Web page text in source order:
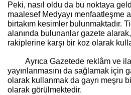
Peki, nasıl oldu da bu noktaya
maalesef Medyayı menfaatleşme
birtakım kesimler bulunmaktadır.
alanında bulunanlar gazete
rakiplerine karşı bir koz olarak
Ayrıca Gazetede reklâm ve
yayınlanmasını da sağlamak için
olarak kullanmak da gayrı meşru
olarak görülmektedir.